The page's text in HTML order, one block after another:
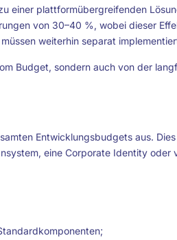
einer plattformübergreifenden
von 30–40 %, wobei dieser
weiterhin separat
Budget, sondern auch von der
Entwicklungsbudgets aus.
eine Corporate Identity